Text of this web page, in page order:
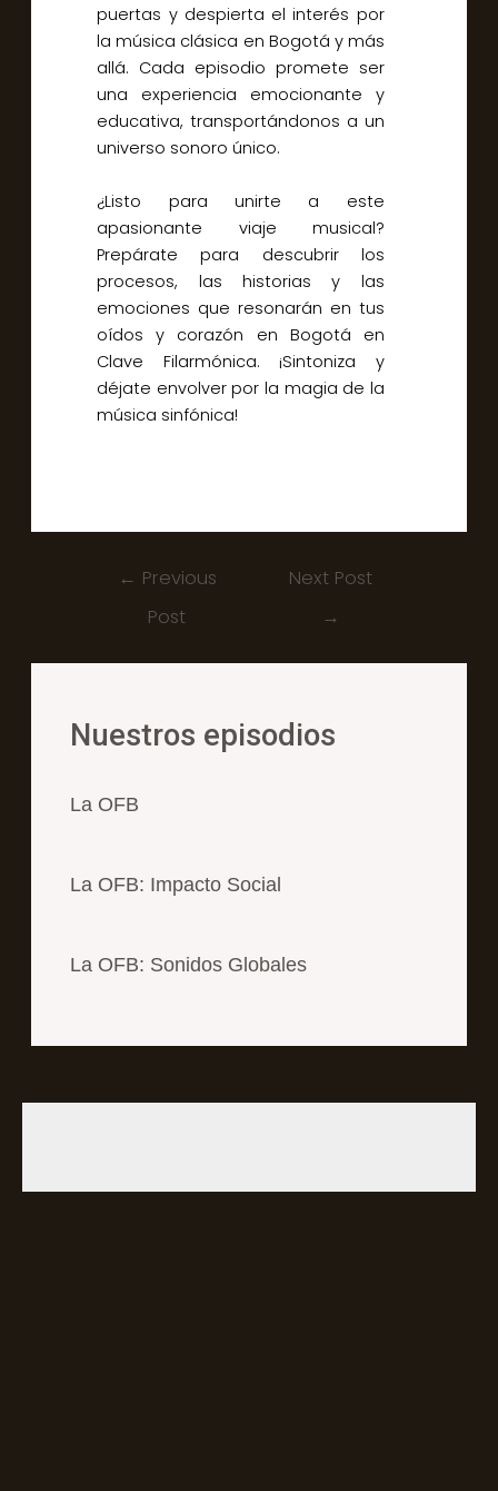
puertas y despierta el interés por
la música clásica en Bogotá y más
allá. Cada episodio promete ser
una experiencia emocionante y
educativa, transportándonos a un
universo sonoro único.
¿Listo para unirte a este
apasionante viaje musical?
Prepárate para descubrir los
procesos, las historias y las
emociones que resonarán en tus
oídos y corazón en Bogotá en
Clave Filarmónica. ¡Sintoniza y
déjate envolver por la magia de la
música sinfónica!
← Previous
Post
Next Post
→
Nuestros episodios
La OFB
La OFB: Impacto Social
La OFB: Sonidos Globales